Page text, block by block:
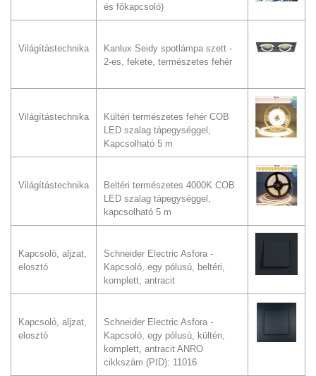
és főkapcsoló)
Világítástechnika
Kanlux Seidy spotlámpa szett -
2-es, fekete, természetes fehér
Világítástechnika
Kültéri természetes fehér COB
LED szalag tápegységgel,
Kapcsolható 5 m
Világítástechnika
Beltéri természetes 4000K COB
LED szalag tápegységgel,
kapcsolható 5 m
Kapcsoló, aljzat,
elosztó
Schneider Electric Asfora -
Kapcsoló, egy pólusú, beltéri,
komplett, antracit
Kapcsoló, aljzat,
elosztó
Schneider Electric Asfora -
Kapcsoló, egy pólusú, kültéri,
komplett, antracit ANRO
cikkszám (PID): 11016